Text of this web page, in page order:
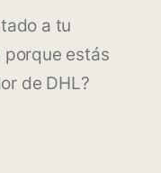
a tu
estás
de DHL?